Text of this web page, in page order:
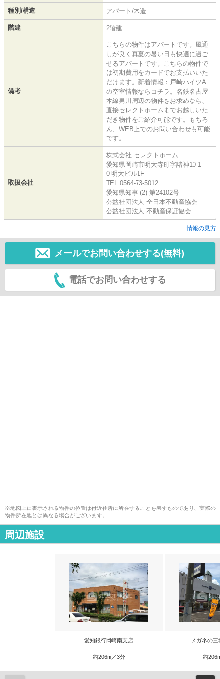
種別/構造 アパート/木造
階建 2階建
備考
こちらの物件はアパートです。風通
しが良く真夏の暑い日も快適に過ご
せるアパートです。こちらの物件で
は初期費用をカードでお支払いいた
だけます。新着情報：戸崎ハイツA
の空室情報ならコチラ。名鉄名古屋
本線男川周辺の物件をお求めなら、
直接セレクトホームまでお越しいた
だき物件をご紹介可能です。もちろ
ん、WEB上でのお問い合わせも可能
です。
取扱会社
株式会社 セレクトホーム
愛知県岡崎市明大寺町字諸神10-1
0 明大ビル1F
TEL:0564-73-5012
愛知県知事 (2) 第24102号
公益社団法人 全日本不動産協会
公益社団法人 不動産保証協会
情報の見方
メールでお問い合わせする(無料)
電話でお問い合わせする
※地図上に表示される物件の位置は付近住所に所在することを表すものであり、実際の
物件所在地とは異なる場合がございます。
周辺施設
愛知銀行岡崎南支店
約206m／3分
メガネの
約